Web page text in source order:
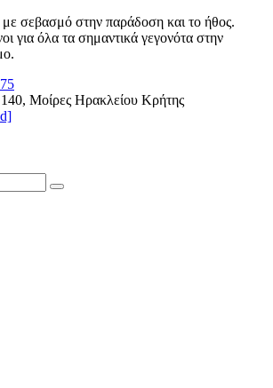
με σεβασμό στην παράδοση και το ήθος.
για όλα τα σημαντικά γεγονότα στην
Μοίρες Ηρακλείου Κρήτης